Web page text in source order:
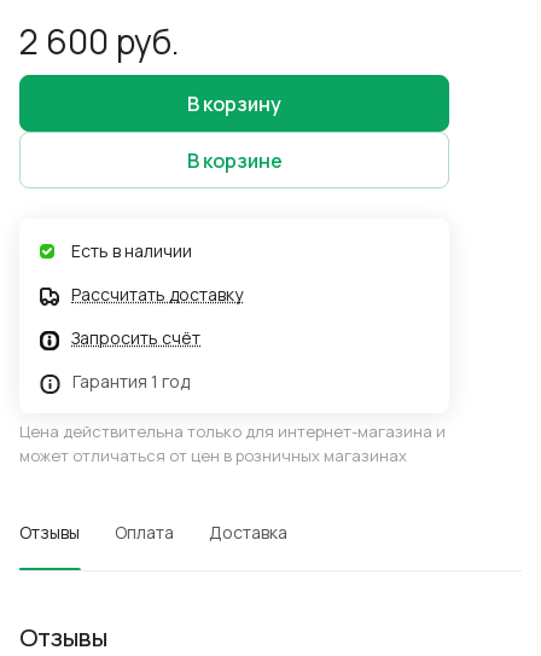
2 600 руб.
В корзину
В корзине
Есть в наличии
Рассчитать доставку
Запросить счёт
Гарантия 1 год
Цена действительна только для интернет-магазина и
может отличаться от цен в розничных магазинах
Отзывы Оплата Доставка
Отзывы